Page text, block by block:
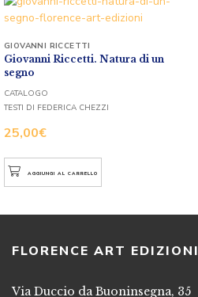
Giovanni Riccetti. Natura di un
segno
25,00€
GIOVANNI RICCETTI
CATALOGO
TESTI DI FEDERICA CHEZZI
AGGIUNGI AL CARRELLO
FLORENCE ART EDIZIONI
Via Duccio da Buoninsegna, 35